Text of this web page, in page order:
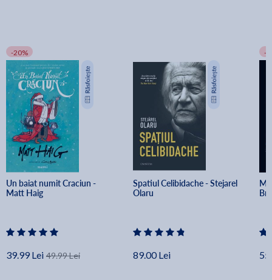
-20%
Un baiat numit Craciun -
Matt Haig
39.99 Lei 49.99 Lei
Spatiul Celibidache - Stejarel
Olaru
89.00 Lei
-